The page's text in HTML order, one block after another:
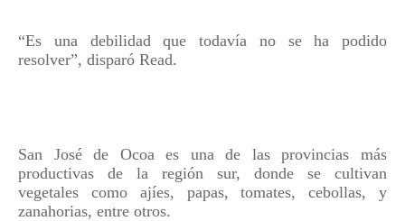
“Es una debilidad que todavía no se ha podido
resolver”, disparó Read.
San José de Ocoa es una de las provincias más
productivas de la región sur, donde se cultivan
vegetales como ajíes, papas, tomates, cebollas, y
zanahorias, entre otros.